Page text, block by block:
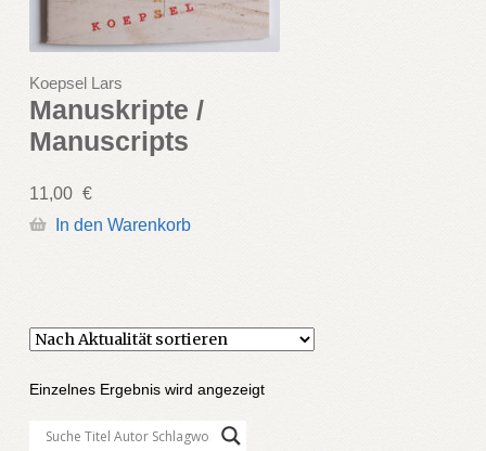
Koepsel Lars
Manuskripte /
Manuscripts
11,00 €
In den Warenkorb
Einzelnes Ergebnis wird angezeigt